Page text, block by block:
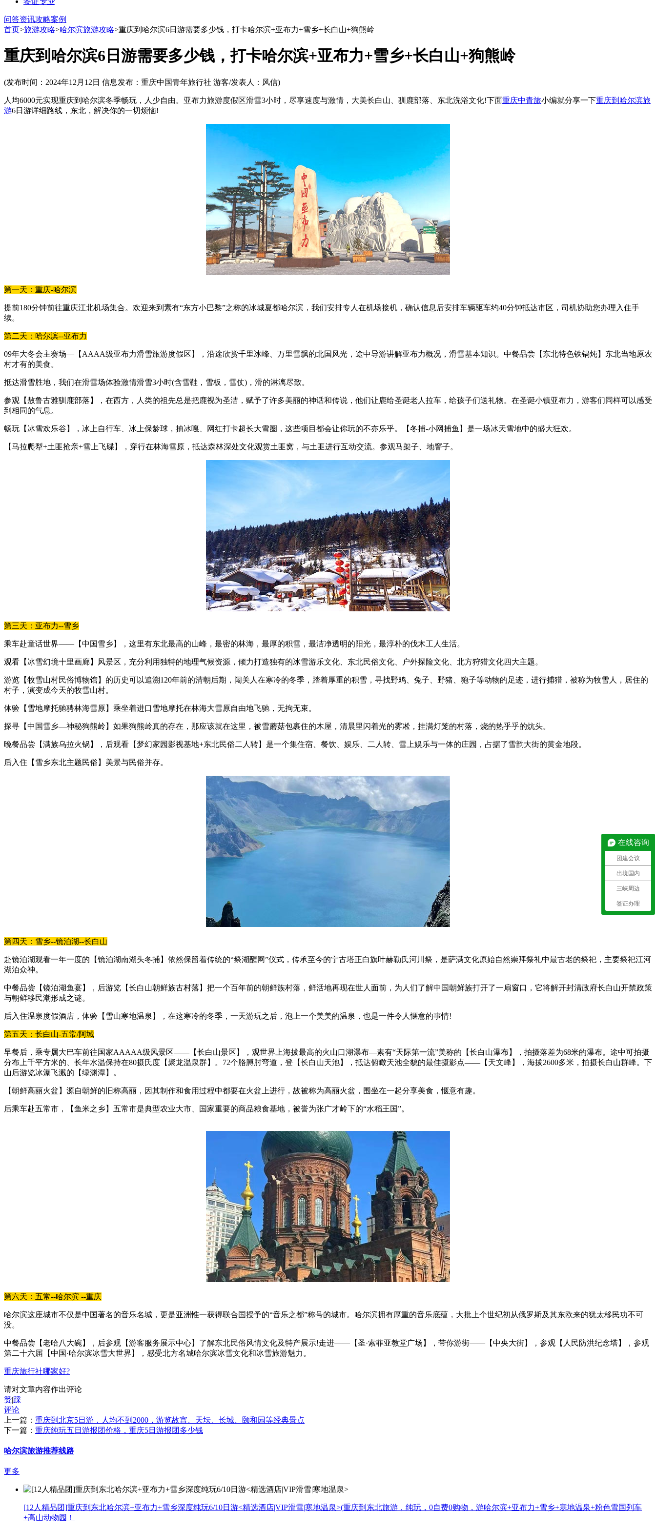
问答资讯攻略案例
首页>旅游攻略>哈尔滨旅游攻略>重庆到哈尔滨6日游需要多少钱，打卡哈尔滨+亚布力+雪乡+长白山+狗熊岭
重庆到哈尔滨6日游需要多少钱，打卡哈尔滨+亚布力+雪乡+长白山+狗熊岭
(发布时间：2024年12月12日 信息发布：重庆中国青年旅行社 游客/发表人：风信)
人均6000元实现重庆到哈尔滨冬季畅玩，人少自由。亚布力旅游度假区滑雪3小时，尽享速度与激情，大美长白山、驯鹿部落、东北洗浴文化!下面重庆中青旅小编就分享一下重庆到哈尔滨旅
游6日游详细路线，东北，解决你的一切烦恼!
第一天：重庆-哈尔滨
提前180分钟前往重庆江北机场集合。欢迎来到素有“东方小巴黎”之称的冰城夏都哈尔滨，我们安排专人在机场接机，确认信息后安排车辆驱车约40分钟抵达市区，司机协助您办理入住手
续。
第二天：哈尔滨--亚布力
09年大冬会主赛场—【AAAA级亚布力滑雪旅游度假区】，沿途欣赏千里冰峰、万里雪飘的北国风光，途中导游讲解亚布力概况，滑雪基本知识。中餐品尝【东北特色铁锅炖】东北当地原农
村才有的美食。
抵达滑雪胜地，我们在滑雪场体验激情滑雪3小时(含雪鞋，雪板，雪仗)，滑的淋漓尽致。
参观【敖鲁古雅驯鹿部落】，在西方，人类的祖先总是把鹿视为圣洁，赋予了许多美丽的神话和传说，他们让鹿给圣诞老人拉车，给孩子们送礼物。在圣诞小镇亚布力，游客们同样可以感受
到相同的气息。
畅玩【冰雪欢乐谷】，冰上自行车、冰上保龄球，抽冰嘎、网红打卡超长大雪圈，这些项目都会让你玩的不亦乐乎。【冬捕-小网捕鱼】是一场冰天雪地中的盛大狂欢。
【马拉爬犁+土匪抢亲+雪上飞碟】，穿行在林海雪原，抵达森林深处文化观赏土匪窝，与土匪进行互动交流。参观马架子、地窨子。
第三天：亚布力--雪乡
乘车赴童话世界——【中国雪乡】，这里有东北最高的山峰，最密的林海，最厚的积雪，最洁净透明的阳光，最淳朴的伐木工人生活。
观看【冰雪幻境十里画廊】风景区，充分利用独特的地理气候资源，倾力打造独有的冰雪游乐文化、东北民俗文化、户外探险文化、北方狩猎文化四大主题。
游览【牧雪山村民俗博物馆】的历史可以追溯120年前的清朝后期，闯关人在寒冷的冬季，踏着厚重的积雪，寻找野鸡、兔子、野猪、狍子等动物的足迹，进行捕猎，被称为牧雪人，居住的
村子，演变成今天的牧雪山村。
体验【雪地摩托驰骋林海雪原】乘坐着进口雪地摩托在林海大雪原自由地飞驰，无拘无束。
探寻【中国雪乡—神秘狗熊岭】如果狗熊岭真的存在，那应该就在这里，被雪蘑菇包裹住的木屋，清晨里闪着光的雾凇，挂满灯笼的村落，烧的热乎乎的炕头。
晚餐品尝【满族乌拉火锅】，后观看【梦幻家园影视基地+东北民俗二人转】是一个集住宿、餐饮、娱乐、二人转、雪上娱乐与一体的庄园，占据了雪韵大街的黄金地段。
后入住【雪乡东北主题民俗】美景与民俗并存。
第四天：雪乡--镜泊湖--长白山
赴镜泊湖观看一年一度的【镜泊湖南湖头冬捕】依然保留着传统的“祭湖醒网”仪式，传承至今的宁古塔正白旗叶赫勒氏河川祭，是萨满文化原始自然崇拜祭礼中最古老的祭祀，主要祭祀江河
湖泊众神。
中餐品尝【镜泊湖鱼宴】，后游览【长白山朝鲜族古村落】把一个百年前的朝鲜族村落，鲜活地再现在世人面前，为人们了解中国朝鲜族打开了一扇窗口，它将解开封清政府长白山开禁政策
与朝鲜移民潮形成之谜。
后入住温泉度假酒店，体验【雪山寒地温泉】，在这寒冷的冬季，一天游玩之后，泡上一个美美的温泉，也是一件令人惬意的事情!
第五天：长白山-五常/阿城
早餐后，乘专属大巴车前往国家AAAAA级风景区——【长白山景区】，观世界上海拔最高的火山口湖瀑布―素有“天际第一流”美称的【长白山瀑布】，拍摄落差为68米的瀑布。途中可拍摄
分布上千平方米的、长年水温保持在80摄氏度【聚龙温泉群】。72个胳膊肘弯道，登【长白山天池】，抵达俯瞰天池全貌的最佳摄影点——【天文峰】，海拔2600多米，拍摄长白山群峰。下
山后游览冰瀑飞溅的【绿渊潭】。
【朝鲜高丽火盆】源自朝鲜的旧称高丽，因其制作和食用过程中都要在火盆上进行，故被称为高丽火盆，围坐在一起分享美食，惬意有趣。
后乘车赴五常市，【鱼米之乡】五常市是典型农业大市、国家重要的商品粮食基地，被誉为张广才岭下的“水稻王国”。
第六天：五常--哈尔滨 --重庆
哈尔滨这座城市不仅是中国著名的音乐名城，更是亚洲惟一获得联合国授予的“音乐之都”称号的城市。哈尔滨拥有厚重的音乐底蕴，大批上个世纪初从俄罗斯及其东欧来的犹太移民功不可
没。
中餐品尝【老哈八大碗】，后参观【游客服务展示中心】了解东北民俗风情文化及特产展示!走进——【圣·索菲亚教堂广场】，带你游街——【中央大街】，参观【人民防洪纪念塔】，参观
第二十六届【中国·哈尔滨冰雪大世界】，感受北方名城哈尔滨冰雪文化和冰雪旅游魅力。
重庆旅行社哪家好?
请对文章内容作出评论
赞|踩
评论
上一篇： 重庆到北京5日游，人均不到2000，游览故宫、天坛、长城、颐和园等经典景点
下一篇： 重庆纯玩五日游报团价格，重庆5日游报团多少钱
哈尔滨旅游推荐线路
更多
[12人精品团]重庆到东北哈尔滨+亚布力+雪乡深度纯玩6/10日游<精选酒店|VIP滑雪|寒地温泉>(重庆到东北旅游，纯玩，0自费0购物，游哈尔滨+亚布力+雪乡+寒地温泉+粉色雪国列车
+高山动物园！
在线咨询
团建会议
出境国内
三峡周边
签证办理